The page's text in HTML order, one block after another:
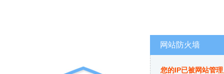
网站防火墙
您的IP已被网站管